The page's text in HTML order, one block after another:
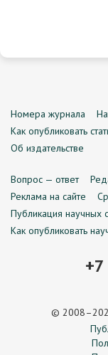
Номера журнала
Как опубликовать
Об издательстве
Вопрос — ответ
Реклама на сайте
Публикация научных
Как опубликовать
©